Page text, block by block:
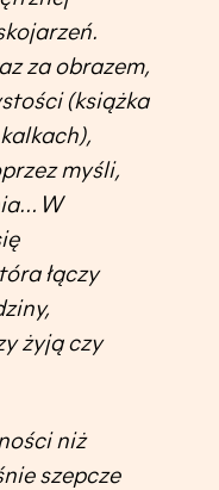
za obrazem,
(książka
myśli,
W
łączy
żyją czy
niż
szepcze